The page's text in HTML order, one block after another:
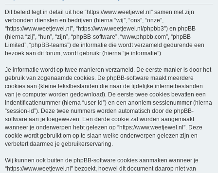
Dit beleid legt in detail uit hoe “https://www.weetjewel.nl” samen met zijn
verbonden diensten en bedrijven (hierna “wij”, “ons”, “onze”,
“https://www.weetjewel.nl”, “https://www.weetjewel.nl/phpbb3”) en phpBB
(hierna “zij”, “hun”, “zijn”, “phpBB-software”, “www.phpbb.com”, “phpBB
Limited”, “phpBB-teams”) de informatie die wordt verzameld gedurende een
bezoek aan dit forum, wordt gebruikt (hierna “je informatie”).
Je informatie wordt op twee manieren verzameld. De eerste manier is door het
gebruik van zogenaamde cookies. De phpBB-software maakt meerdere
cookies aan (kleine tekstbestanden die naar de tijdelijke internetbestanden
van je computer worden gedownload). De eerste twee cookies bevatten een
indentificatienummer (hierna “user-id”) en een anoniem sessienummer (hierna
“session-id”). Deze twee nummers worden automatisch door de phpBB-
software aan je toegewezen. Een derde cookie zal worden aangemaakt
wanneer je onderwerpen hebt gelezen op “https://www.weetjewel.nl”. Deze
cookie wordt gebruikt om op te slaan welke onderwerpen gelezen zijn en
verbetert daarmee je gebruikerservaring.
Wij kunnen ook buiten de phpBB-software cookies aanmaken wanneer je
“https://www.weetjewel.nl” bezoekt, hoewel dit document daarop niet van